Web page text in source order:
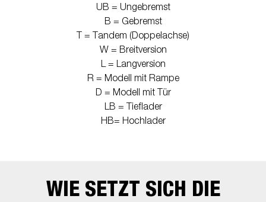
UB = Ungebremst
B = Gebremst
T = Tandem (Doppelachse)
W = Breitversion
L = Langversion
R = Modell mit Rampe
D = Modell mit Tür
LB = Tieflader
HB= Hochlader
WIE SETZT SICH DIE